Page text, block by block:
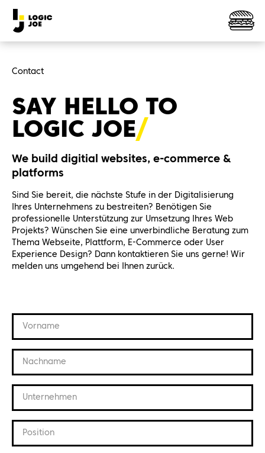
Contact
SAY HELLO TO
LOGIC JOE
We build digitial websites, e-commerce &
platforms
Sind Sie bereit, die nächste Stufe in der Digitalisierung
Ihres Unternehmens zu bestreiten? Benötigen Sie
professionelle Unterstützung zur Umsetzung Ihres Web
Projekts? Wünschen Sie eine unverbindliche Beratung zum
Thema Webseite, Plattform, E-Commerce oder User
Experience Design? Dann kontaktieren Sie uns gerne! Wir
melden uns umgehend bei Ihnen zurück.
Vorname
Nachname
Unternehmen
Position